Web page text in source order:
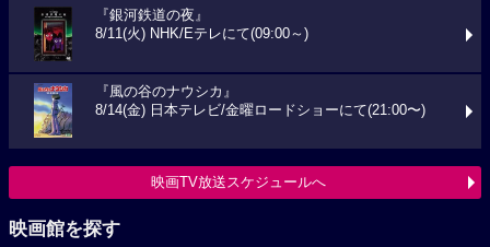
『銀河鉄道の夜』
8/11(火) NHK/Eテレにて(09:00～)
『風の谷のナウシカ』
8/14(金) 日本テレビ/金曜ロードショーにて(21:00〜)
映画TV放送スケジュールへ
映画館を探す